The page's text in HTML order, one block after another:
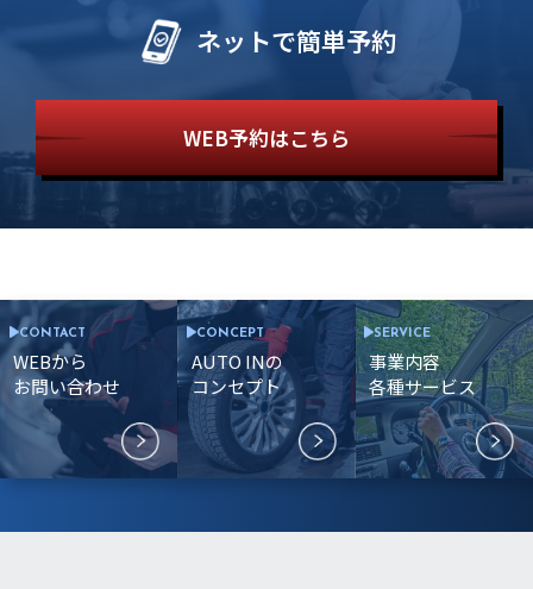
ネットで簡単予約
WEB予約はこちら
CONTACT
WEBから
お問い合わせ
CONCEPT
AUTO INの
コンセプト
SERVICE
事業内容
各種サービス